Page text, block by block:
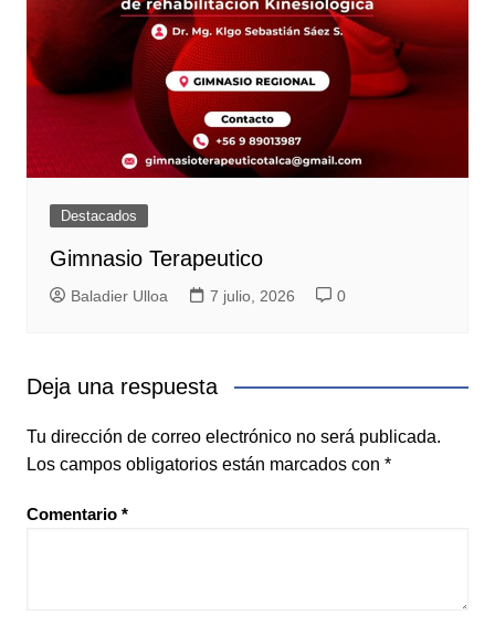
Destacados
Gimnasio Terapeutico
Baladier Ulloa 7 julio, 2026 0
Deja una respuesta
Tu dirección de correo electrónico no será publicada.
Los campos obligatorios están marcados con *
Comentario *